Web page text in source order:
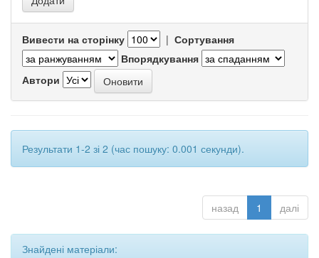
Вивести на сторінку | Сортування
Впорядкування
Автори
Результати 1-2 зі 2 (час пошуку: 0.001 секунди).
назад 1 далі
Знайдені матеріали: